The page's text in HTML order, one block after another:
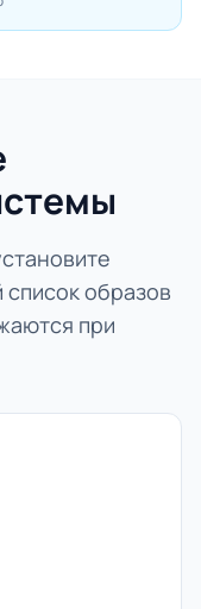
список образов
при